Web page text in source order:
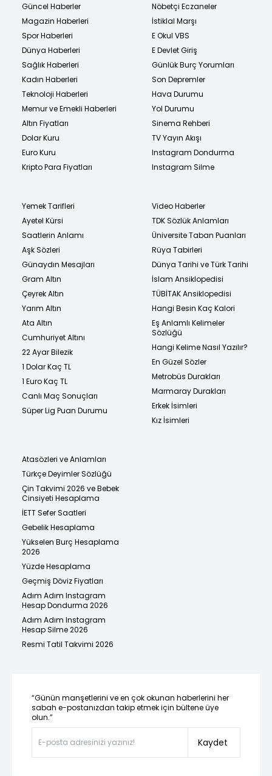
Güncel Haberler
Magazin Haberleri
Spor Haberleri
Dünya Haberleri
Sağlık Haberleri
Kadın Haberleri
Teknoloji Haberleri
Memur ve Emekli Haberleri
Altın Fiyatları
Dolar Kuru
Euro Kuru
Kripto Para Fiyatları
Nöbetçi Eczaneler
İstiklal Marşı
E Okul VBS
E Devlet Giriş
Günlük Burç Yorumları
Son Depremler
Hava Durumu
Yol Durumu
Sinema Rehberi
TV Yayın Akışı
Instagram Dondurma
Instagram Silme
Yemek Tarifleri
Ayetel Kürsi
Saatlerin Anlamı
Aşk Sözleri
Günaydın Mesajları
Gram Altın
Çeyrek Altın
Yarım Altın
Ata Altın
Cumhuriyet Altını
22 Ayar Bilezik
1 Dolar Kaç TL
1 Euro Kaç TL
Canlı Maç Sonuçları
Süper Lig Puan Durumu
Video Haberler
TDK Sözlük Anlamları
Üniversite Taban Puanları
Rüya Tabirleri
Dünya Tarihi ve Türk Tarihi
İslam Ansiklopedisi
TÜBİTAK Ansiklopedisi
Hangi Besin Kaç Kalori
Eş Anlamlı Kelimeler
Sözlüğü
Hangi Kelime Nasıl Yazılır?
En Güzel Sözler
Metrobüs Durakları
Marmaray Durakları
Erkek İsimleri
Kız İsimleri
Atasözleri ve Anlamları
Türkçe Deyimler Sözlüğü
Çin Takvimi 2026 ve Bebek
Cinsiyeti Hesaplama
İETT Sefer Saatleri
Gebelik Hesaplama
Yükselen Burç Hesaplama
2026
Yüzde Hesaplama
Geçmiş Döviz Fiyatları
Adım Adım Instagram
Hesap Dondurma 2026
Adım Adım Instagram
Hesap Silme 2026
Resmi Tatil Takvimi 2026
“Günün manşetlerini ve en çok okunan haberlerini her
sabah e-postanızdan takip etmek için bültene üye
olun.”
Kaydet